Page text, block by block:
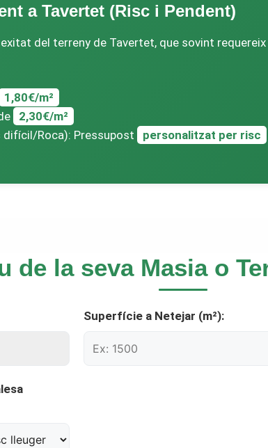
a Tavertet (Risc i Pendent)
del terreny de Tavertet, que sovint
1,80€/m²
2,30€/m²
difícil/Roca): Pressupost
personalitzat per risc
de la seva Masia o
Superfície a Netejar (m²):